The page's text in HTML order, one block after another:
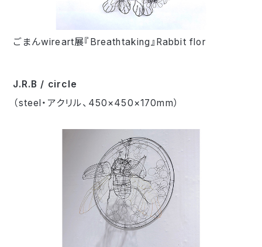
ごまんwireart展『Breathtaking』Rabbit flor
J.R.B / circle
（steel・アクリル、450×450×170mm）